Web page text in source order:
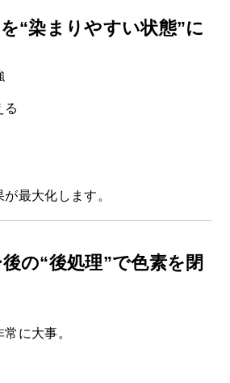
“染まりやすい状態”に
る
最大化します。
の“後処理”で色素を閉
に大事。